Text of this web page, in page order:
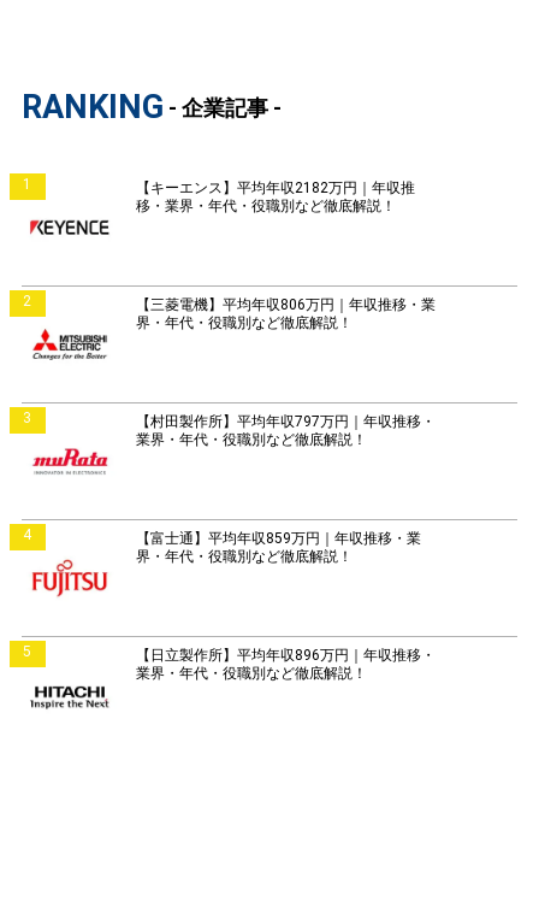
RANKING - 企業記事 -
1
【キーエンス】平均年収2182万円｜年収推
移・業界・年代・役職別など徹底解説！
2
【三菱電機】平均年収806万円｜年収推移・業
界・年代・役職別など徹底解説！
3
【村田製作所】平均年収797万円｜年収推移・
業界・年代・役職別など徹底解説！
4
【富士通】平均年収859万円｜年収推移・業
界・年代・役職別など徹底解説！
5
【日立製作所】平均年収896万円｜年収推移・
業界・年代・役職別など徹底解説！